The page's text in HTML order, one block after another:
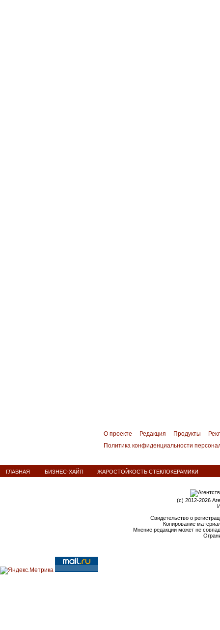
О проекте Редакция Продукты
Политика конфиденциальности
ГЛАВНАЯ БИЗНЕС-ХАЙП ЖАРОСТОЙКОСТЬ СТЕКЛОКЕРАМИКИ
(c) 2012-2026
Свидетельство о
Копирование
Мнение редакции может не